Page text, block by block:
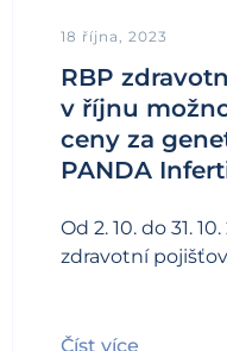
18 října, 2023
RBP
v říjnu
ceny za
PANDA
Od 2. 10. do 31.
zdravotní
Číst více